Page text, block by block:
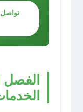
تواصل
الفصل